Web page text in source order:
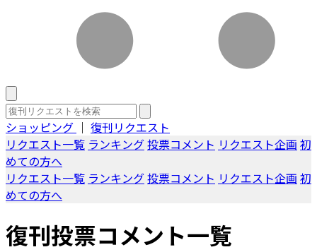
ショッピング ｜ 復刊リクエスト
リクエスト一覧 ランキング投票コメント リクエスト企画 初
めての方へ
リクエスト一覧 ランキング投票コメント リクエスト企画 初
めての方へ
復刊投票コメント一覧